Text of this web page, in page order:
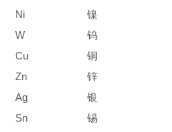
Ni
镍
W
钨
Cu
铜
Zn
锌
Ag
银
Sn
锡